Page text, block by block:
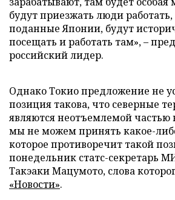
будут приезжать люди
поданные Японии, будут
посещать и работать там», –
российский лидер.
Однако Токио предложение не
позиция такова, что северные
являются неотъемлемой
мы не можем принять какое-
которое противоречит такой
понедельник статс-секретарь
Такэаки Мацумото, слова
«Новости».